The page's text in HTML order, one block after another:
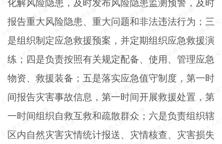
化解风险隐患，及时发布风险隐患监测预警，及时
报告重大风险隐患、重大问题和非法违法行为；三
是组织制定应急救援预案，并定期组织应急救援演
练；四是负责按照有关规定配备、使用、管理应急
物资、救援装备；五是落实应急值守制度，第一时
间报告灾害事故信息，第一时间开展救援处置，第
一时间组织自救互救和疏散群众；六是负责组织辖
区内自然灾害灾情统计报送、灾情核查、灾害损失